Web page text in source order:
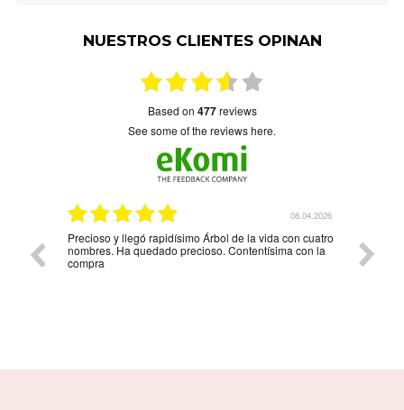
NUESTROS CLIENTES OPINAN
based on 477reviews
see some of the reviews here.
08.04.2026
Precioso y llegó rapidísimo Árbol de la vida con cuatro
nombres. Ha quedado precioso. Contentísima con la
compra